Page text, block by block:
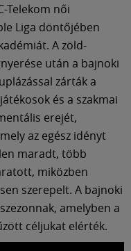
Telekom női
Liga döntőjében
A zöld-
után a bajnoki
zárták a
és a szakmai
erejét,
az egész idényt
maradt, több
miközben
szerepelt. A bajnoki
amelyben a
céljukat elérték.